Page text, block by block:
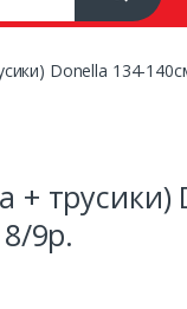
Donella 134-
+ трусики)
9р.